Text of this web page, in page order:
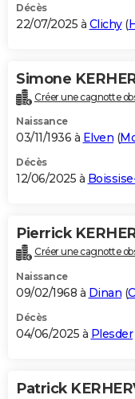
Décès
22/07/2025 à Clichy(
Simone
Créer une cagnotte
Naissance
03/11/1936 à Elven (
Décès
12/06/2025 à
Pierrick
Créer une cagnotte
Naissance
09/02/1968 à Dinan (
Décès
04/06/2025 à Plesder
Patrick